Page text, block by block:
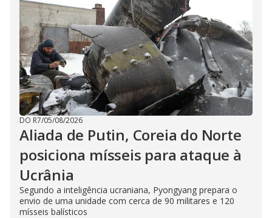
DO R7/05/08/2026
Aliada de Putin, Coreia do Norte
posiciona mísseis para ataque à
Ucrânia
Segundo a inteligência ucraniana, Pyongyang prepara o
envio de uma unidade com cerca de 90 militares e 120
mísseis balísticos